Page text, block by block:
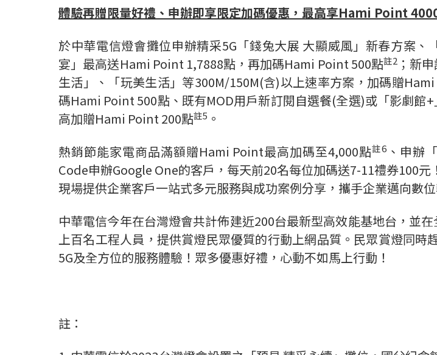
體驗再贈限量好禮、申辦即享限定加碼優惠，最高享Hami Point
於中華電信燈會攤位申辦精采5G 「錢兔大展 大顯威風」新春方案、
宴」最高送Hami Point 1,7888點，再加碼Hami Point 500點註2 ；新
生活」、「玩美生活」等300M/150M(含)以上速率方案，加碼贈
碼Hami Point 500點、既有MOD用戶新訂閱自選餐(全選)或「影劇館+
高加贈Hami Point 200點註5 。
熱銷節能家電商品滿額贈Hami Point最高加碼至4,000點註6 、申辦「
Code申辦Google One的客戶，每天前20名每位加碼送7-11禮券100元
現場提供企業客戶一站式多元服務與成功案例分享，攜手企業邁向數
中華電信今年在台灣燈會共計佈建近200台最新型高效能基地台，並
上百名工程人員，提供賞燈民眾優質的行動上網品質。民眾賞燈同
5G及全方位的服務體驗！眾多優惠好禮，心動不如馬上行動！
註：